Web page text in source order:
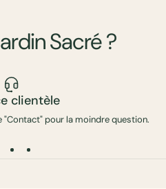
Sacré?
clientèle
pour la moindre question.